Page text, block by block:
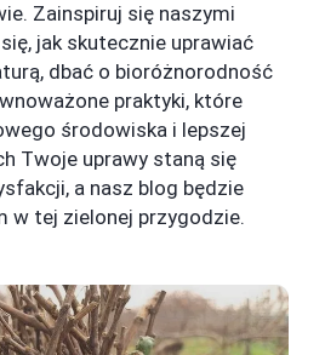
Zainspiruj się naszymi
jak skutecznie uprawiać
dbać o bioróżnorodność
praktyki, które
środowiska i lepszej
Twoje uprawy staną się
a nasz blog będzie
w tej zielonej przygodzie.